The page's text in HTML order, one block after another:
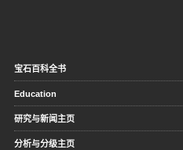
宝石百科全书
Education
研究与新闻主页
分析与分级主页